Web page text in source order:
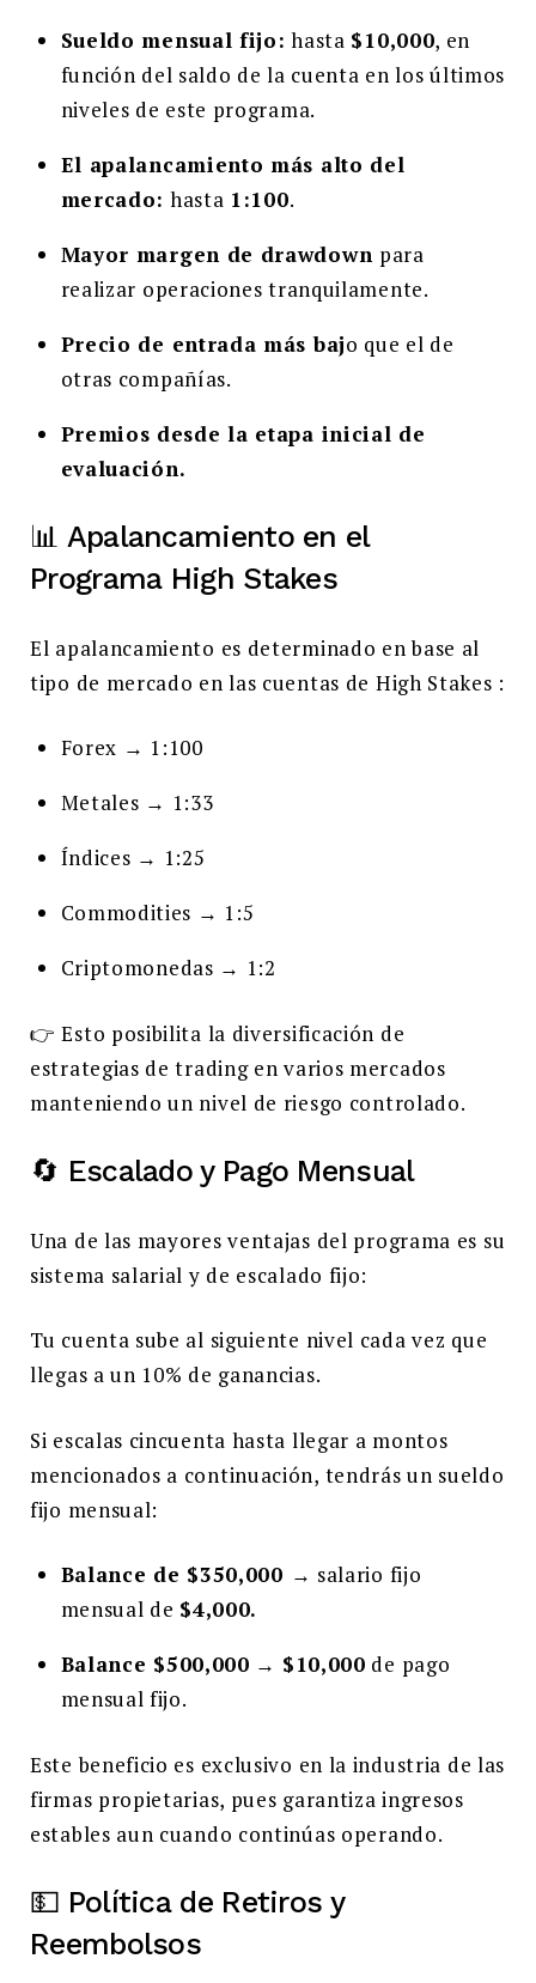
Sueldo mensual fijo: hasta $10,000, en
función del saldo de la cuenta en los últimos
niveles de este programa.
El apalancamiento más alto del
mercado: hasta 1:100.
Mayor margen de drawdown para
realizar operaciones tranquilamente.
Precio de entrada más bajo que el de
otras compañías.
Premios desde la etapa inicial de
evaluación.
📊 Apalancamiento en el
Programa High Stakes
El apalancamiento es determinado en base al
tipo de mercado en las cuentas de High Stakes :
Forex → 1:100
Metales → 1:33
Índices → 1:25
Commodities → 1:5
Criptomonedas → 1:2
👉 Esto posibilita la diversificación de
estrategias de trading en varios mercados
manteniendo un nivel de riesgo controlado.
🔄 Escalado y Pago Mensual
Una de las mayores ventajas del programa es su
sistema salarial y de escalado fijo:
Tu cuenta sube al siguiente nivel cada vez que
llegas a un 10% de ganancias.
Si escalas cincuenta hasta llegar a montos
mencionados a continuación, tendrás un sueldo
fijo mensual:
Balance de $350,000 → salario fijo
mensual de $4,000.
Balance $500,000 → $10,000 de pago
mensual fijo.
Este beneficio es exclusivo en la industria de las
firmas propietarias, pues garantiza ingresos
estables aun cuando continúas operando.
💵 Política de Retiros y
Reembolsos